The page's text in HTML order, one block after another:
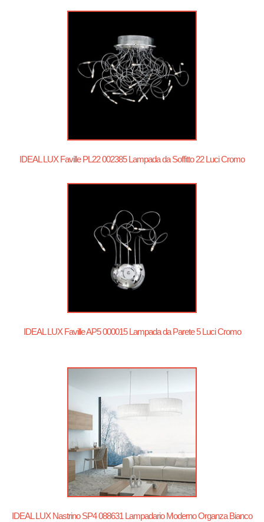
IDEAL LUX Faville PL22 002385 Lampada da Soffitto 22 Luci Cromo
IDEAL LUX Faville AP5 000015 Lampada da Parete 5 Luci Cromo
IDEAL LUX Nastrino SP4 088631 Lampadario Moderno Organza Bianco